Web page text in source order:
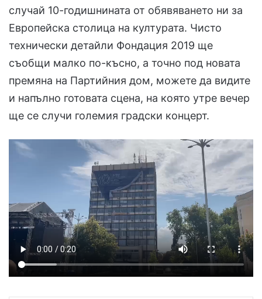
случай 10-годишнината от обявяването ни за
Европейска столица на културата. Чисто
технически детайли Фондация 2019 ще
съобщи малко по-късно, а точно под новата
премяна на Партийния дом, можете да видите
и напълно готовата сцена, на която утре вечер
ще се случи големия градски концерт.